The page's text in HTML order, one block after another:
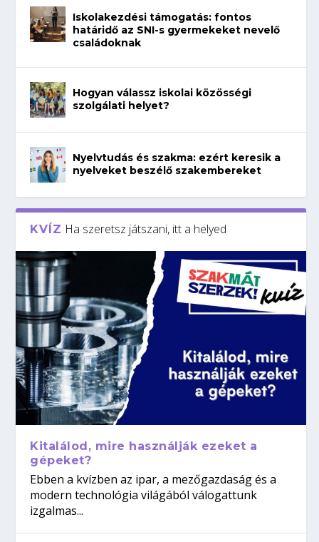
Iskolakezdési támogatás: fontos
határidő az SNI-s gyermekeket nevelő
családoknak
Hogyan válassz iskolai közösségi
szolgálati helyet?
Nyelvtudás és szakma: ezért keresik a
nyelveket beszélő szakembereket
KVÍZ Ha szeretsz játszani, itt a helyed
Kitalálod, mire használják ezeket a
gépeket?
Ebben a kvízben az ipar, a mezőgazdaság és a
modern technológia világából válogattunk
izgalmas...